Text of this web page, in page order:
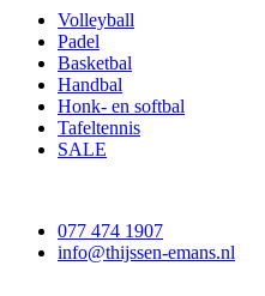
Volleyball
Padel
Basketbal
Handbal
Honk- en softbal
Tafeltennis
SALE
077 474 1907
info@thijssen-emans.nl